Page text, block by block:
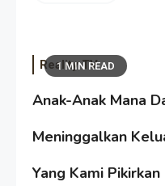
1 MIN READ
Reality TV
Anak-Anak Mana
Meninggalkan
Yang Kami Pikirkan